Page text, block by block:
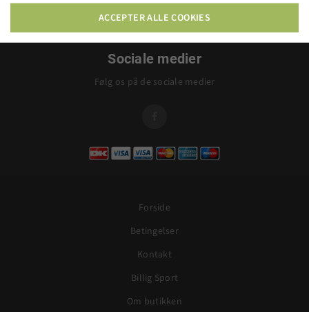
Sociale medier
Følg os på de sociale medier
Forside
Betingelser
Kontakt
Billig Sport
Om butikken
ACCEPTER ALLE COOKIES